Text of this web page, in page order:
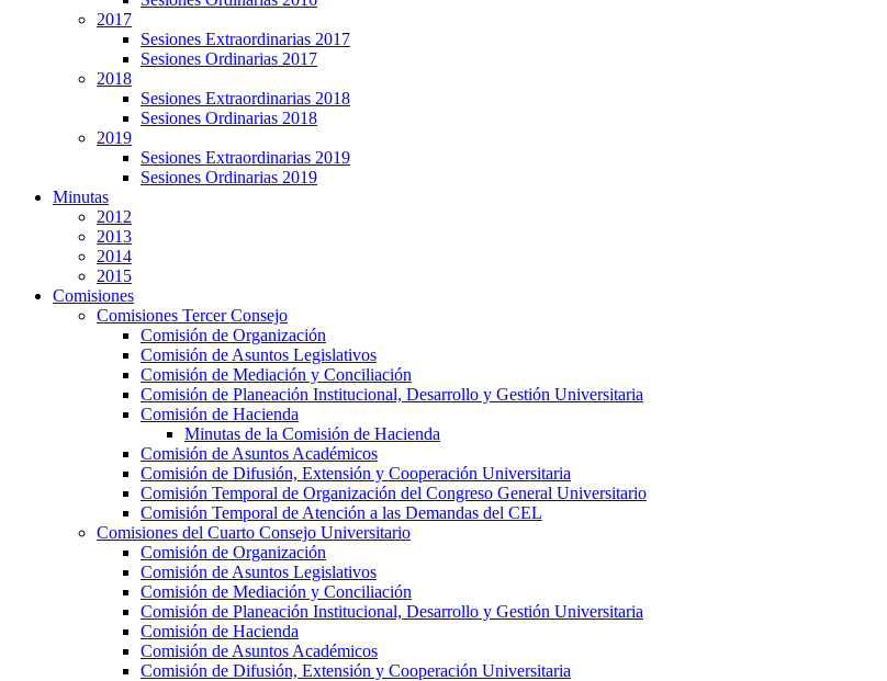
2017
Sesiones Extraordinarias 2017
Sesiones Ordinarias 2017
2018
Sesiones Extraordinarias 2018
Sesiones Ordinarias 2018
2019
Sesiones Extraordinarias 2019
Sesiones Ordinarias 2019
Minutas
2012
2013
2014
2015
Comisiones
Comisiones Tercer Consejo
Comisión de Organización
Comisión de Asuntos Legislativos
Comisión de Mediación y Conciliación
Comisión de Planeación Institucional, Desarrollo y Gestión Universitaria
Comisión de Hacienda
Minutas de la Comisión de Hacienda
Comisión de Asuntos Académicos
Comisión de Difusión, Extensión y Cooperación Universitaria
Comisión Temporal de Organización del Congreso General Universitario
Comisión Temporal de Atención a las Demandas del CEL
Comisiones del Cuarto Consejo Universitario
Comisión de Organización
Comisión de Asuntos Legislativos
Comisión de Mediación y Conciliación
Comisión de Planeación Institucional, Desarrollo y Gestión Universitaria
Comisión de Hacienda
Comisión de Asuntos Académicos
Comisión de Difusión, Extensión y Cooperación Universitaria